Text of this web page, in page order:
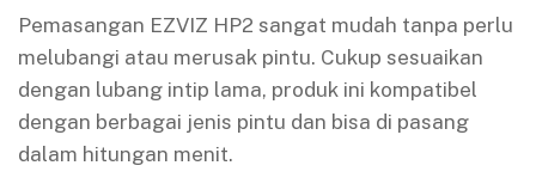
Pemasangan EZVIZ HP2 sangat mudah tanpa perlu
melubangi atau merusak pintu. Cukup sesuaikan
dengan lubang intip lama, produk ini kompatibel
dengan berbagai jenis pintu dan bisa di pasang
dalam hitungan menit.